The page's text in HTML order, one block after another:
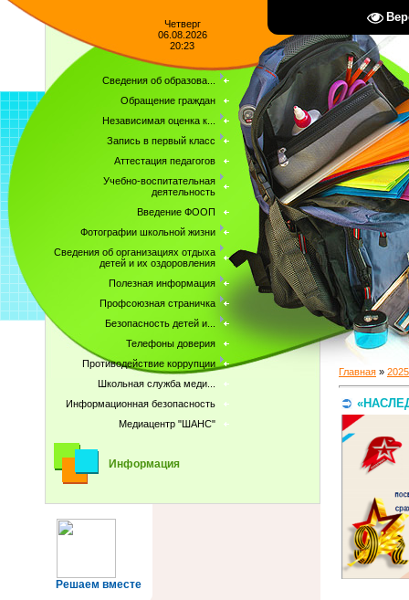
Четверг
06.08.2026
20:23
Сведения об образова...
Обращение граждан
Независимая оценка к...
Запись в первый класс
Аттестация педагогов
Учебно-воспитательная
деятельность
Введение ФООП
Фотографии школьной жизни
Сведения об организациях отдыха
детей и их оздоровления
Полезная информация
Профсоюзная страничка
Безопасность детей и...
Телефоны доверия
Противодействие коррупции
Школьная служба меди...
Информационная безопасность
Медиацентр "ШАНС"
Информация
Решаем вместе
Главная » 2025